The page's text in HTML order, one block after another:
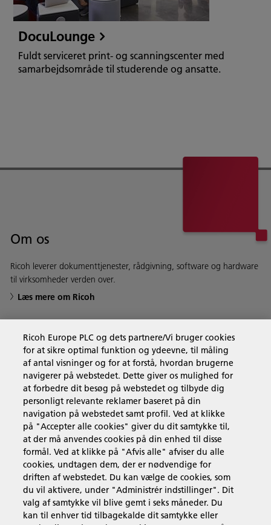
DocuLounge
Fuldt serviceret print- og scanningscenter med
samarbejdsområde til studerende og ansatte.
Om os
Ricoh leverer dokumenttjenester, rådgivning, software og hardware
til virksomheder verden over.
Læs mere om Ricoh
Forretningsløsninger
Produkter og services
Support & Kontakt
Ressourcer
Ricoh Europe PLC og dets partnere/Vi bruger cookies
for at sikre optimal funktion og ydeevne, til måling
af antal visninger og for at forstå, hvordan brugerne
navigerer på webstedet. Dette giver os mulighed for
at forbedre dit besøg på webstedet og tilbyde dig
personligt relevante reklamer baseret på din
navigation på webstedet samt profil. Ved at klikke
på "Accepter alle cookies" giver du dit samtykke til,
at der må anvendes cookies på din enhed til disse
formål. Ved at klikke på "Afvis alle" afviser du alle
cookies, undtagen dem, der er nødvendige for
driften af webstedet. Du kan vælge de cookies, som
du vil aktivere, under "Administrér indstillinger". Dit
valg af samtykke vil blive gemt i seks måneder. Du
kan til enhver tid tilbagekalde dit samtykke eller